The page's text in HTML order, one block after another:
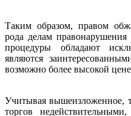
Таким образом, правом
рода делам
процедуры обладают
являются
возможно более высокой
Учитывая вышеизложенное,
торгов